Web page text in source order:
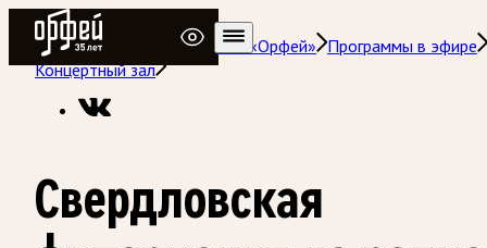
Радио Орфей
Радио классической музыки «Орфей» Программы в эфире
Концертный зал
Свердловская